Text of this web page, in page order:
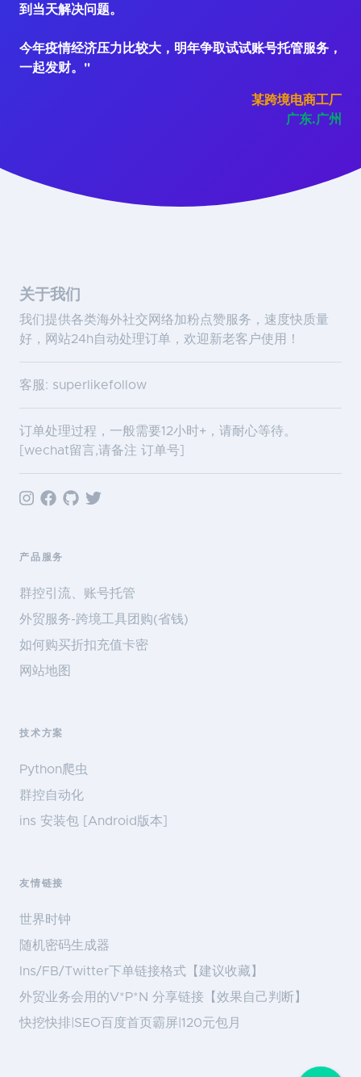
到当天解决问题。
今年疫情经济压力比较大，明年争取试试账号托管服务，
一起发财。"
某跨境电商工厂
广东.广州
关于我们
我们提供各类海外社交网络加粉点赞服务，速度快质量
好，网站24h自动处理订单，欢迎新老客户使用！
客服: superlikefollow
订单处理过程，一般需要12小时+，请耐心等待。
[wechat留言,请备注 订单号]
产品服务
群控引流、账号托管
外贸服务-跨境工具团购(省钱)
如何购买折扣充值卡密
网站地图
技术方案
Python爬虫
群控自动化
ins 安装包 [Android版本]
友情链接
世界时钟
随机密码生成器
Ins/FB/Twitter下单链接格式【建议收藏】
外贸业务会用的V*P*N 分享链接【效果自己判断】
快挖快排|SEO百度首页霸屏|120元包月